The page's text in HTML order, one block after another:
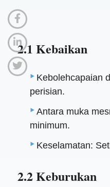
2.1 Kebaikan
Kebolehcapaian
perisian.
Antara muka
minimum.
Keselamatan:
2.2 Keburukan